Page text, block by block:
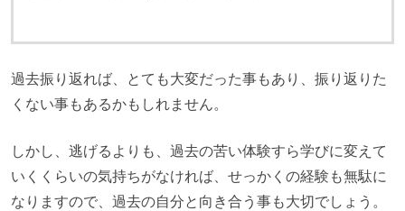
過去振り返れば、とても大変だった事もあり、振り返りた
くない事もあるかもしれません。
しかし、逃げるよりも、過去の苦い体験すら学びに変えて
いくくらいの気持ちがなければ、せっかくの経験も無駄に
なりますので、過去の自分と向き合う事も大切でしょう。